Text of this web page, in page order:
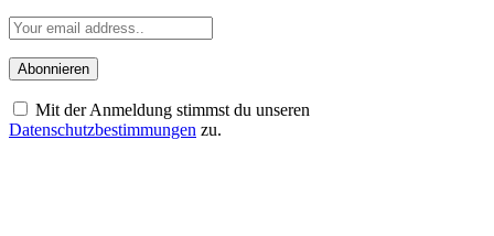
Mit der Anmeldung stimmst du unseren
Datenschutzbestimmungen zu.